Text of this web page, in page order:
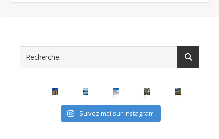
Suivez moi sur Instagram